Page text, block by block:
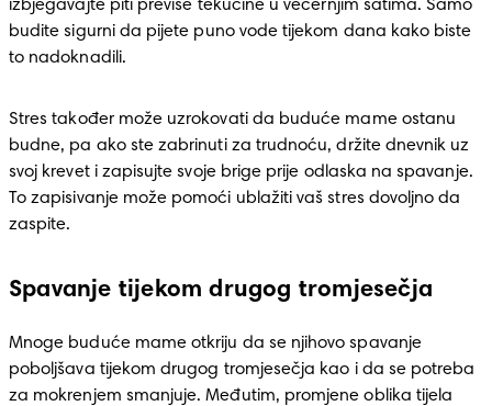
izbjegavajte piti previše tekućine u večernjim satima. Samo
budite sigurni da pijete puno vode tijekom dana kako biste
to nadoknadili.
Stres također može uzrokovati da buduće mame ostanu
budne, pa ako ste zabrinuti za trudnoću, držite dnevnik uz
svoj krevet i zapisujte svoje brige prije odlaska na spavanje.
To zapisivanje može pomoći ublažiti vaš stres dovoljno da
zaspite.
Spavanje tijekom drugog tromjesečja
Mnoge buduće mame otkriju da se njihovo spavanje
poboljšava tijekom drugog tromjesečja kao i da se potreba
za mokrenjem smanjuje. Međutim, promjene oblika tijela